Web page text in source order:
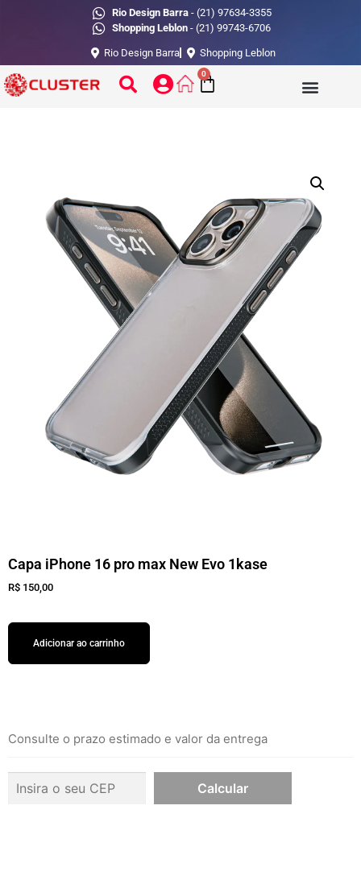
Rio Design Barra- (21) 97634-3355
Shopping Leblon - (21) 99743-6706
Rio Design Barra Shopping Leblon
0
Capa iPhone 16 pro max New Evo 1kase
R$ 150,00
Adicionar ao carrinho
Consulte o prazo estimado e valor da entrega